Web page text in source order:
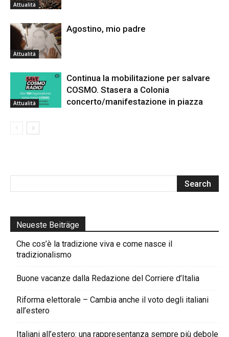
Attualità
Attualità
Agostino, mio padre
Attualità
Continua la mobilitazione per salvare
COSMO. Stasera a Colonia
concerto/manifestazione in piazza
Neueste Beiträge
Che cos’è la tradizione viva e come nasce il
tradizionalismo
Buone vacanze dalla Redazione del Corriere d’Italia
Riforma elettorale – Cambia anche il voto degli italiani
all’estero
Italiani all’estero: una rappresentanza sempre più debole